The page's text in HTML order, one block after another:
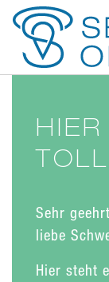
Sehr
liebe
Hier steht